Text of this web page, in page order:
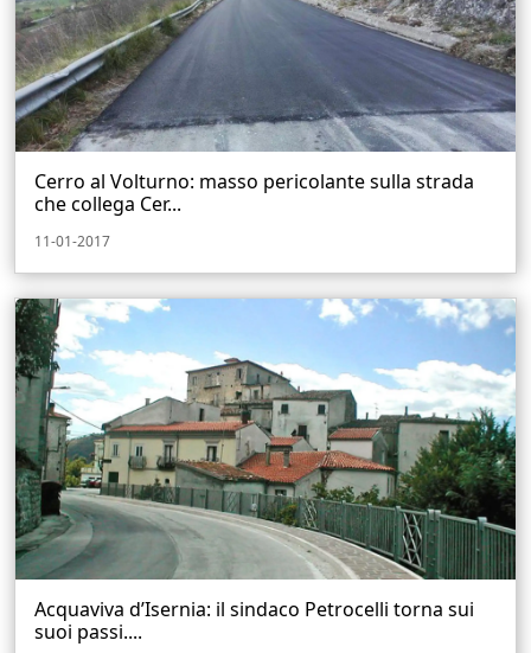
Cerro al Volturno: masso pericolante sulla strada
che collega Cer...
11-01-2017
Acquaviva d’Isernia: il sindaco Petrocelli torna sui
suoi passi....